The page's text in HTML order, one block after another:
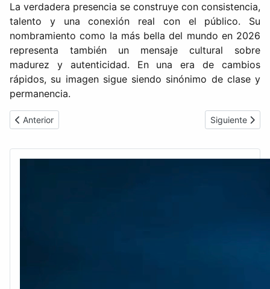
La verdadera presencia se construye con consistencia,
talento y una conexión real con el público. Su
nombramiento como la más bella del mundo en 2026
representa también un mensaje cultural sobre
madurez y autenticidad. En una era de cambios
rápidos, su imagen sigue siendo sinónimo de clase y
permanencia.
Artículo anterior: Karoline Leavitt inicia licencia maternal desde
Anterior Artículo
Siguiente